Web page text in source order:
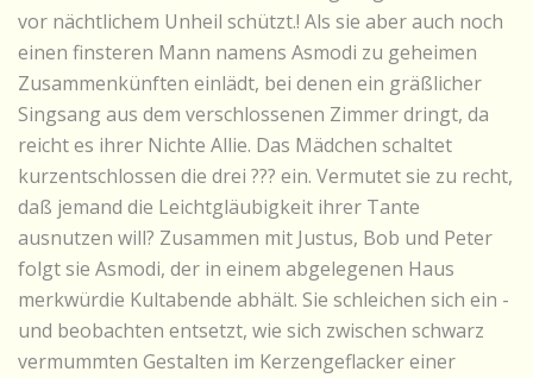
vor nächtlichem Unheil schützt.! Als sie aber auch noch
einen finsteren Mann namens Asmodi zu geheimen
Zusammenkünften einlädt, bei denen ein gräßlicher
Singsang aus dem verschlossenen Zimmer dringt, da
reicht es ihrer Nichte Allie. Das Mädchen schaltet
kurzentschlossen die drei ??? ein. Vermutet sie zu recht,
daß jemand die Leichtgläubigkeit ihrer Tante
ausnutzen will? Zusammen mit Justus, Bob und Peter
folgt sie Asmodi, der in einem abgelegenen Haus
merkwürdie Kultabende abhält. Sie schleichen sich ein -
und beobachten entsetzt, wie sich zwischen schwarz
vermummten Gestalten im Kerzengeflacker einer